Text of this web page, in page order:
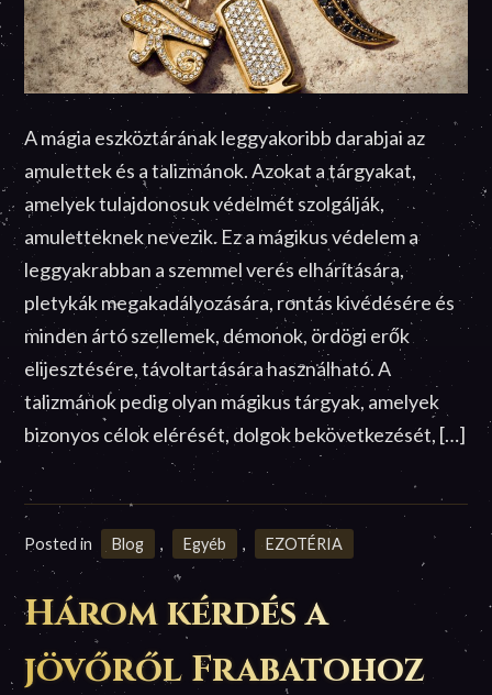
A mágia eszköztárának leggyakoribb darabjai az
amulettek és a talizmánok. Azokat a tárgyakat,
amelyek tulajdonosuk védelmét szolgálják,
amuletteknek nevezik. Ez a mágikus védelem a
leggyakrabban a szemmel verés elhárítására,
pletykák megakadályozására, rontás kivédésére és
minden ártó szellemek, démonok, ördögi erők
elijesztésére, távoltartására használható. A
talizmánok pedig olyan mágikus tárgyak, amelyek
bizonyos célok elérését, dolgok bekövetkezését, […]
Posted in Blog , Egyéb , EZOTÉRIA
Három kérdés a
jövőről Frabatohoz